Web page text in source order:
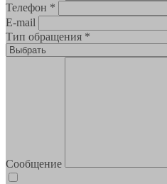
Телефон *
E-mail
Тип обращения *
Сообщение